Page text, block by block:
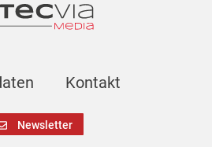
Kontakt
Newsletter